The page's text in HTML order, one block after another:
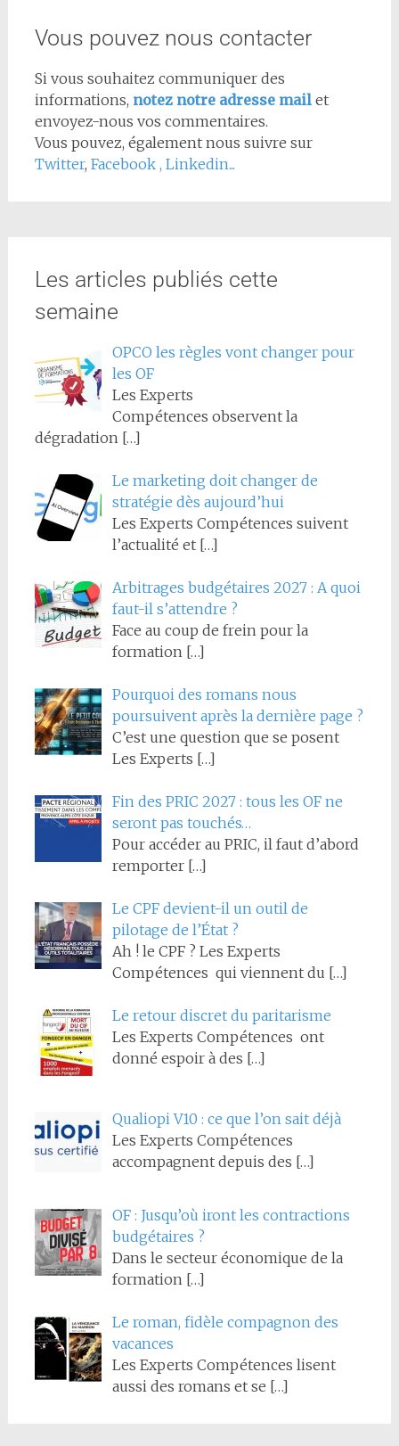
Vous pouvez nous contacter
Si vous souhaitez communiquer des
informations, notez notre adresse mail et
envoyez-nous vos commentaires.
Vous pouvez, également nous suivre sur
Twitter, Facebook , Linkedin...
Les articles publiés cette
semaine
OPCO les règles vont changer pour
les OF
Les Experts
Compétences observent la
dégradation […]
Le marketing doit changer de
stratégie dès aujourd’hui
Les Experts Compétences suivent
l’actualité et […]
Arbitrages budgétaires 2027 : A quoi
faut-il s’attendre ?
Face au coup de frein pour la
formation […]
Pourquoi des romans nous
poursuivent après la dernière page ?
C’est une question que se posent
Les Experts […]
Fin des PRIC 2027 : tous les OF ne
seront pas touchés…
Pour accéder au PRIC, il faut d’abord
remporter […]
Le CPF devient-il un outil de
pilotage de l’État ?
Ah ! le CPF ? Les Experts
Compétences qui viennent du […]
Le retour discret du paritarisme
Les Experts Compétences ont
donné espoir à des […]
Qualiopi V10 : ce que l’on sait déjà
Les Experts Compétences
accompagnent depuis des […]
OF : Jusqu’où iront les contractions
budgétaires ?
Dans le secteur économique de la
formation […]
Le roman, fidèle compagnon des
vacances
Les Experts Compétences lisent
aussi des romans et se […]